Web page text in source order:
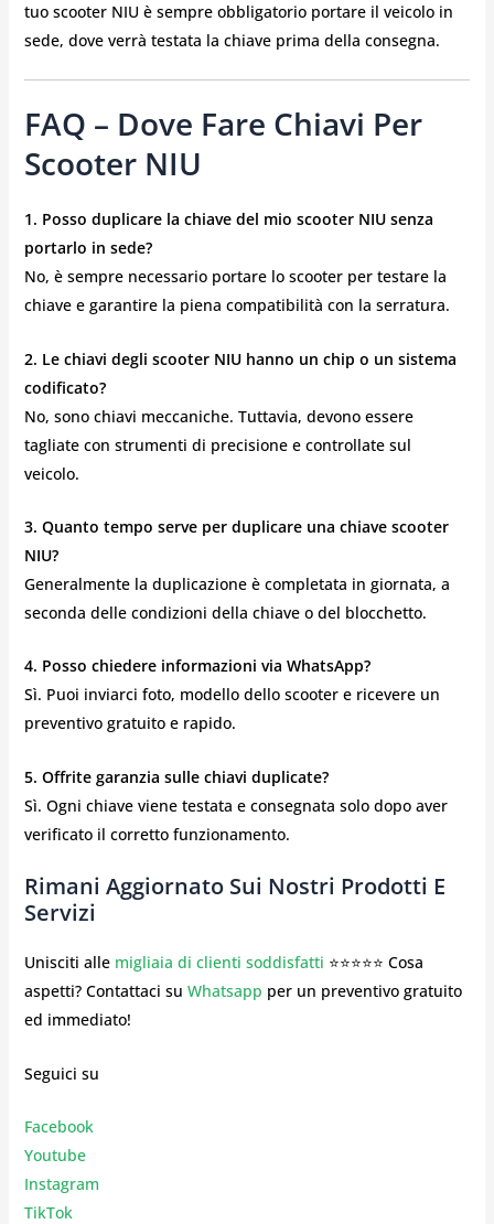
tuo scooter NIU è sempre obbligatorio portare il veicolo in
sede, dove verrà testata la chiave prima della consegna.
FAQ – Dove Fare Chiavi Per
Scooter NIU
1. Posso duplicare la chiave del mio scooter NIU senza
portarlo in sede?
No, è sempre necessario portare lo scooter per testare la
chiave e garantire la piena compatibilità con la serratura.
2. Le chiavi degli scooter NIU hanno un chip o un sistema
codificato?
No, sono chiavi meccaniche. Tuttavia, devono essere
tagliate con strumenti di precisione e controllate sul
veicolo.
3. Quanto tempo serve per duplicare una chiave scooter
NIU?
Generalmente la duplicazione è completata in giornata, a
seconda delle condizioni della chiave o del blocchetto.
4. Posso chiedere informazioni via WhatsApp?
Sì. Puoi inviarci foto, modello dello scooter e ricevere un
preventivo gratuito e rapido.
5. Offrite garanzia sulle chiavi duplicate?
Sì. Ogni chiave viene testata e consegnata solo dopo aver
verificato il corretto funzionamento.
Rimani Aggiornato Sui Nostri Prodotti E
Servizi
Unisciti alle migliaia di clienti soddisfatti ⭐⭐⭐⭐⭐ Cosa
aspetti? Contattaci su Whatsapp per un preventivo gratuito
ed immediato!
Seguici su
Facebook
Youtube
Instagram
TikTok